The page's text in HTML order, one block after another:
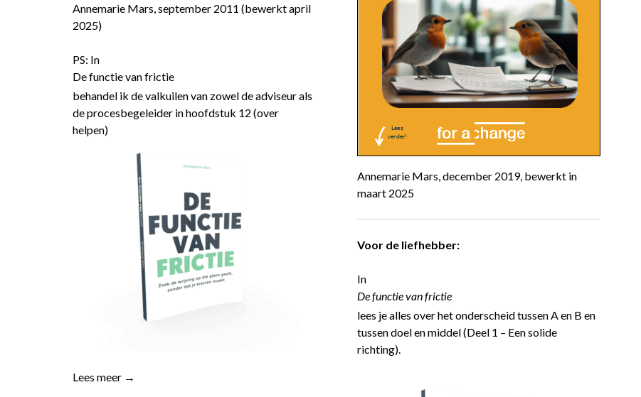
Annemarie Mars, september 2011 (bewerkt april
2025)
PS: In
De functie van frictie
behandel ik de valkuilen van zowel de adviseur als
de procesbegeleider in hoofdstuk 12 (over
helpen)
Lees meer →
Annemarie Mars, december 2019, bewerkt in
maart 2025
Voor de liefhebber:
In
De functie van frictie
lees je alles over het onderscheid tussen A en B en
tussen doel en middel (Deel 1 – Een solide
richting).